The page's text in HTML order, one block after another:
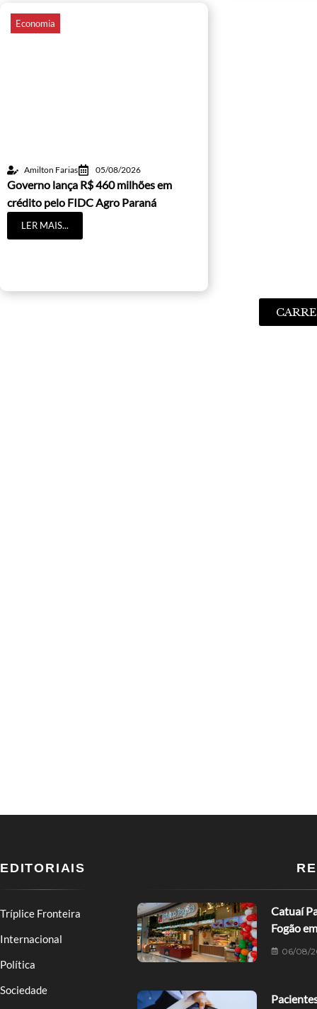
Economia
Amilton Farias 05/08/2026
Governo lança R$ 460 milhões em
crédito pelo FIDC Agro Paraná
LER MAIS...
EDITORIAIS
Tríplice Fronteira
Internacional
Política
Sociedade
Catuaí
Fogão
06/08/